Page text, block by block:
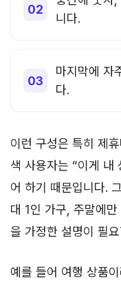
니다.
마지막에 자
다.
이런 구성은 특히 제
색 사용자는 “이게 내
어 하기 때문입니다.
대 1인 가구, 주말에
을 가정한 설명이 필
예를 들어 여행 상품